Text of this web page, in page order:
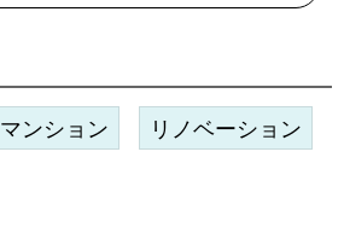
マンション リノベーション